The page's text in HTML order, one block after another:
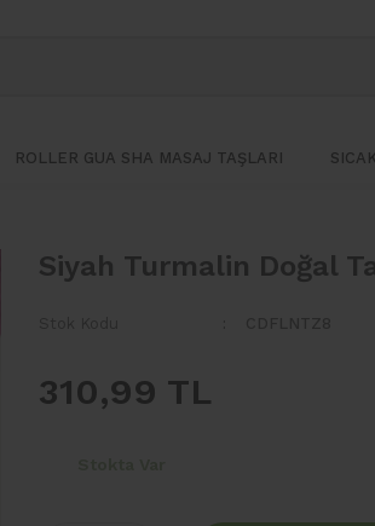
ROLLER GUA SHA MASAJ TAŞLARI
Siyah Turmalin Doğal
310,99 TL